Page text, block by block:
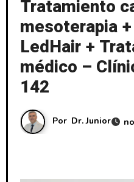
Tratamiento
mesoterapia
LedHair +
médico –
142
Por Dr. Junior